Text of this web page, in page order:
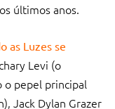
últimos anos.
as Luzes se
Levi (o
o pepel principal
Jack Dylan Grazer